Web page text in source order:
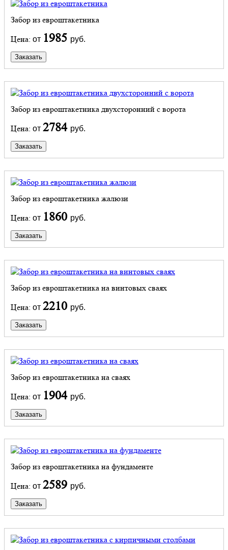
Забор из евроштакетника
Цена: от 1985 руб.
Заказать
Забор из евроштакетника двухсторонний с ворота
Цена: от 2784 руб.
Заказать
Забор из евроштакетника жалюзи
Цена: от 1860 руб.
Заказать
Забор из евроштакетника на винтовых сваях
Цена: от 2210 руб.
Заказать
Забор из евроштакетника на сваях
Цена: от 1904 руб.
Заказать
Забор из евроштакетника на фундаменте
Цена: от 2589 руб.
Заказать